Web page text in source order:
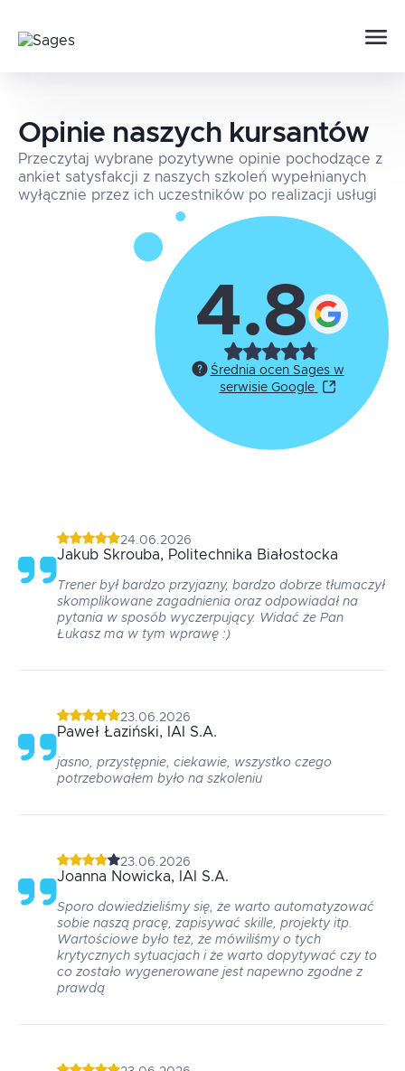
Opinie naszych kursantów
Przeczytaj wybrane pozytywne opinie pochodzące z
ankiet satysfakcji z naszych szkoleń wypełnianych
wyłącznie przez ich uczestników po realizacji usługi
4.8
Średnia ocen Sages w
serwisie Google
24.06.2026
Jakub Skrouba, Politechnika Białostocka
Trener był bardzo przyjazny, bardzo dobrze tłumaczył
skomplikowane zagadnienia oraz odpowiadał na
pytania w sposób wyczerpujący. Widać że Pan
Łukasz ma w tym wprawę :)
23.06.2026
Paweł Łaziński, IAI S.A.
jasno, przystępnie, ciekawie, wszystko czego
potrzebowałem było na szkoleniu
23.06.2026
Joanna Nowicka, IAI S.A.
Sporo dowiedzieliśmy się, że warto automatyzować
sobie naszą pracę, zapisywać skille, projekty itp.
Wartościowe było też, że mówiliśmy o tych
krytycznych sytuacjach i że warto dopytywać czy to
co zostało wygenerowane jest napewno zgodne z
prawdą